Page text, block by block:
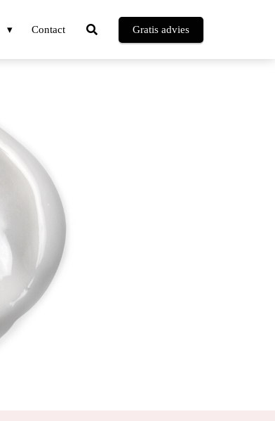
Contact Gratis advies